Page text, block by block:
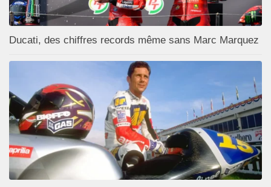
Ducati, des chiffres records même sans Marc Marquez